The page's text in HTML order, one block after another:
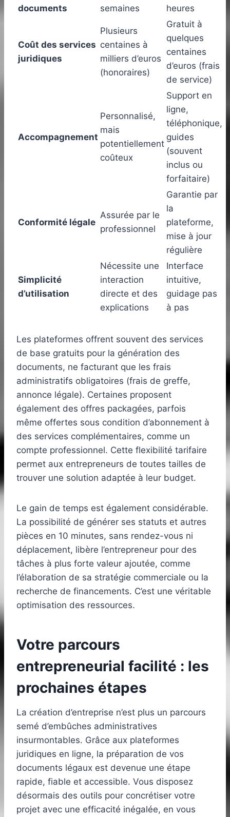
documents
semaines
heures
Coût des services
juridiques
Plusieurs
centaines à
milliers d’euros
(honoraires)
Gratuit à
quelques
centaines
d’euros (frais
de service)
Accompagnement
Personnalisé,
mais
potentiellement
coûteux
Support en
ligne,
téléphonique,
guides
(souvent
inclus ou
forfaitaire)
Conformité légale
Assurée par le
professionnel
Garantie par
la
plateforme,
mise à jour
régulière
Simplicité
d’utilisation
Nécessite une
interaction
directe et des
explications
Interface
intuitive,
guidage pas
à pas
Les plateformes offrent souvent des services
de base gratuits pour la génération des
documents, ne facturant que les frais
administratifs obligatoires (frais de greffe,
annonce légale). Certaines proposent
également des offres packagées, parfois
même offertes sous condition d’abonnement à
des services complémentaires, comme un
compte professionnel. Cette flexibilité tarifaire
permet aux entrepreneurs de toutes tailles de
trouver une solution adaptée à leur budget.
Le gain de temps est également considérable.
La possibilité de générer ses statuts et autres
pièces en 10 minutes, sans rendez-vous ni
déplacement, libère l’entrepreneur pour des
tâches à plus forte valeur ajoutée, comme
l’élaboration de sa stratégie commerciale ou la
recherche de financements. C’est une véritable
optimisation des ressources.
Votre parcours
entrepreneurial facilité : les
prochaines étapes
La création d’entreprise n’est plus un parcours
semé d’embûches administratives
insurmontables. Grâce aux plateformes
juridiques en ligne, la préparation de vos
documents légaux est devenue une étape
rapide, fiable et accessible. Vous disposez
désormais des outils pour concrétiser votre
projet avec une efficacité inégalée, en vous